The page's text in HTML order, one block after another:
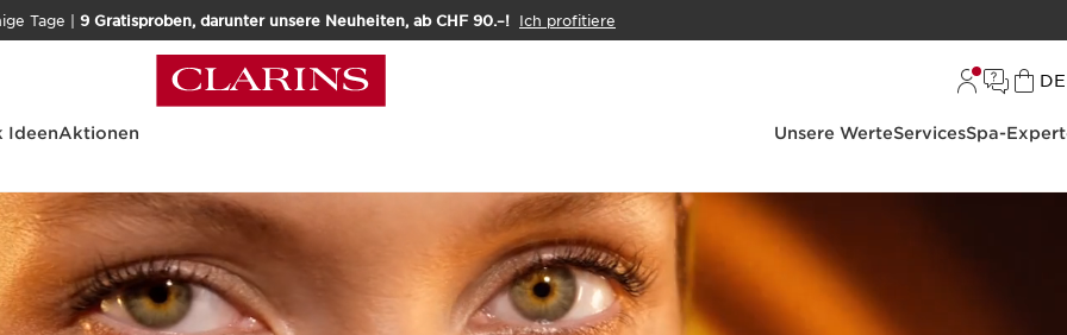
Tage | 9 Gratisproben, darunter unsere Neuheiten, ab CHF 90.–! Ich profitiere
DE
IdeenAktionen Unsere WerteServicesSpa-